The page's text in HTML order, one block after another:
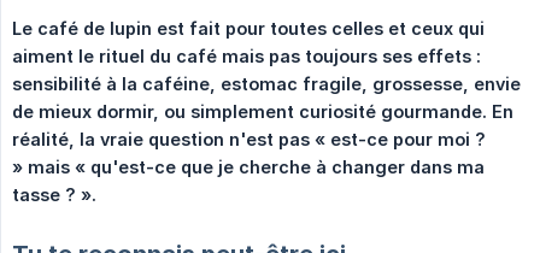
Le café de lupin est fait pour toutes celles et ceux qui
aiment le rituel du café mais pas toujours ses effets :
sensibilité à la caféine, estomac fragile, grossesse, envie
de mieux dormir, ou simplement curiosité gourmande. En
réalité, la vraie question n'est pas « est-ce pour moi ?
» mais « qu'est-ce que je cherche à changer dans ma
tasse ? ».